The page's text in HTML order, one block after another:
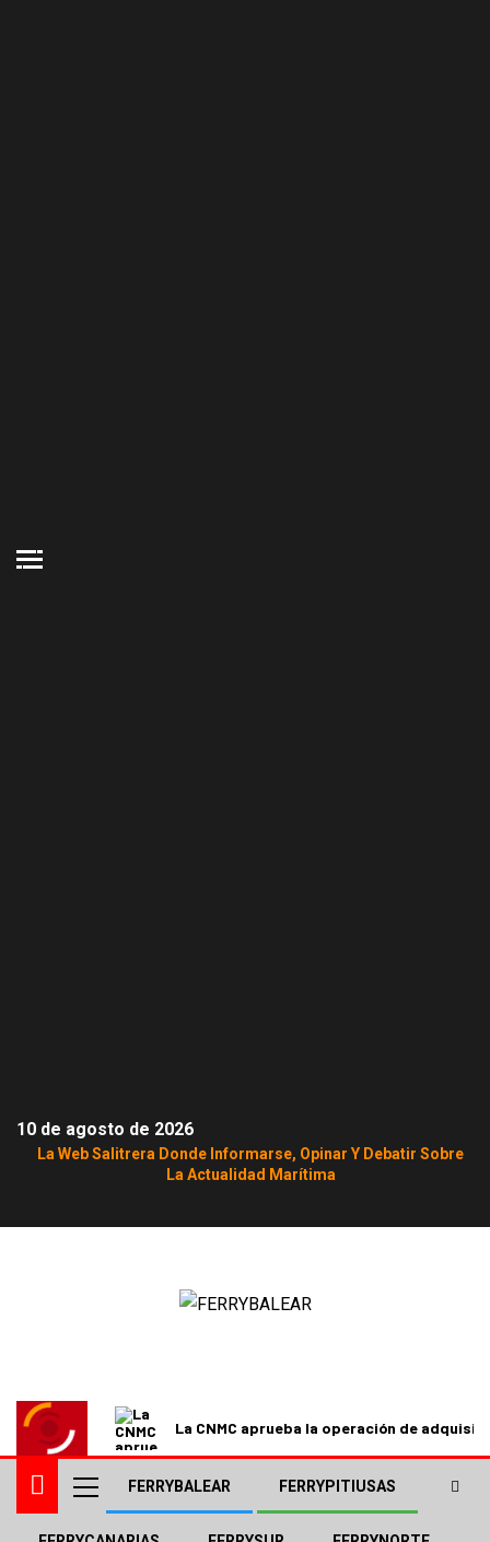
10 de agosto de 2026
La Web Salitrera Donde Informarse, Opinar Y Debatir Sobre
La Actualidad Marítima
La CNMC aprueba la operación de
FERRYBALEAR FERRYPITIUSAS